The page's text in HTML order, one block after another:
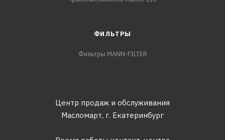
ФИЛЬТРЫ
Фильтры MANN-FILTER
Центр продаж и обслуживания
Масломарт, г. Екатеринбург